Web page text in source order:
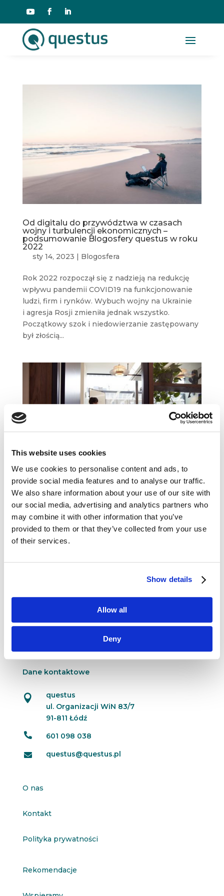
This website uses cookies
We use cookies to personalise content and ads, to
provide social media features and to analyse our traffic.
We also share information about your use of our site with
our social media, advertising and analytics partners who
may combine it with other information that you’ve
provided to them or that they’ve collected from your use
of their services.
Show details
Allow all
Deny
Od digitalu do przywództwa w czasach
wojny i turbulencji ekonomicznych –
podsumowanie Blogosfery questus w roku
2022
sty 14, 2023 | Blogosfera
Rok 2022 rozpoczął się z nadzieją na redukcję
wpływu pandemii COVID19 na funkcjonowanie
ludzi, firm i rynków. Wybuch wojny na Ukrainie
i agresja Rosji zmieniła jednak wszystko.
Początkowy szok i niedowierzanie zastępowany
był złością...
Rok 2023 – wyzwania i obawy
postpandemicznej rzeczywistości
sty 4, 2023|Artykuły
Rok 2022 przejdzie do historii jako jeden
rzeczywistość została zastąpiona przez wojnę
w Ukrainie oraz wyłaniający się kryzys
uderzył w polską...
Dane kontaktowe

questus
ul. Organizacji WiN 83/7
91-811 Łódź
 601 098 038
 questus@questus.pl
O nas
Kontakt
Polityka prywatności
Rekomendacje